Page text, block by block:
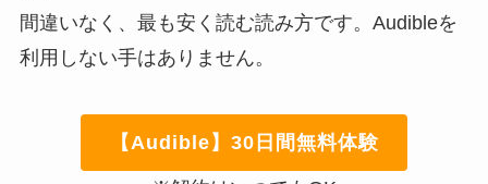
間違いなく、最も安く読む読み方です。Audibleを
利用しない手はありません。
【Audible】30日間無料体験